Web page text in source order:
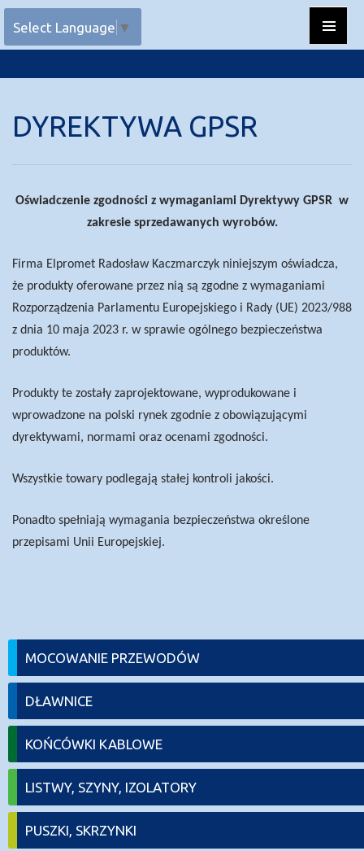
Menu
Select Language ▼
DYREKTYWA GPSR
Oświadczenie zgodności z wymaganiami Dyrektywy GPSR w
zakresie sprzedawanych wyrobów.
Firma Elpromet Radosław Kaczmarczyk niniejszym oświadcza,
że produkty oferowane przez nią są zgodne z wymaganiami
Rozporządzenia Parlamentu Europejskiego i Rady (UE) 2023/988
z dnia 10 maja 2023 r. w sprawie ogólnego bezpieczeństwa
produktów.
Produkty te zostały zaprojektowane, wyprodukowane i
wprowadzone na polski rynek zgodnie z obowiązującymi
dyrektywami, normami oraz ocenami zgodności.
Wszystkie towary podlegają stałej kontroli jakości.
Ponadto spełniają wymagania bezpieczeństwa określone
przepisami Unii Europejskiej.
MOCOWANIE PRZEWODÓW
DŁAWNICE
KOŃCÓWKI KABLOWE
LISTWY, SZYNY, IZOLATORY
PUSZKI, SKRZYNKI